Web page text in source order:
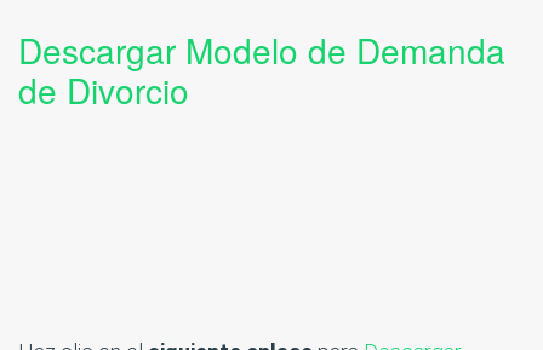
Descargar Modelo de Demanda
de Divorcio